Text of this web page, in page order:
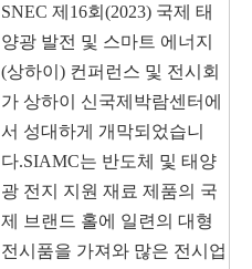
SNEC 제16회(2023) 국제 태
양광 발전 및 스마트 에너지
(상하이) 컨퍼런스 및 전시회
가 상하이 신국제박람센터에
서 성대하게 개막되었습니
다.SIAMC는 반도체 및 태양
광 전지 지원 재료 제품의 국
제 브랜드 홀에 일련의 대형
전시품을 가져와 많은 전시업